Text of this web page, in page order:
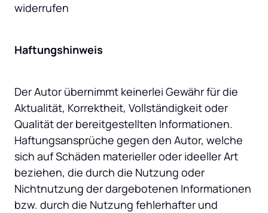
widerrufen
Haftungshinweis
Der Autor übernimmt keinerlei Gewähr für die
Aktualität, Korrektheit, Vollständigkeit oder
Qualität der bereitgestellten Informationen.
Haftungsansprüche gegen den Autor, welche
sich auf Schäden materieller oder ideeller Art
beziehen, die durch die Nutzung oder
Nichtnutzung der dargebotenen Informationen
bzw. durch die Nutzung fehlerhafter und